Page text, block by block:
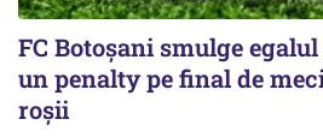
FC Botoşani smulge
un penalty pe final de
roşii